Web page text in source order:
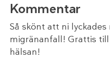
Kommentar
Så skönt att ni
migränanfall! Grattis
hälsan!